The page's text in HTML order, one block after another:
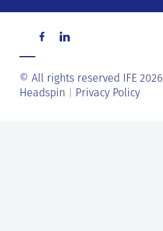
© All rights reserved IFE 2026
Headspin
Privacy Policy